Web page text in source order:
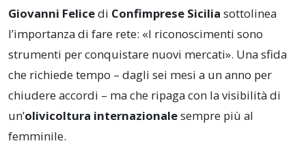
Giovanni Felicedi Confimprese Sicilia sottolinea
l’importanza di fare rete: «I riconoscimenti sono
strumenti per conquistare nuovi mercati». Una sfida
che richiede tempo – dagli sei mesi a un anno per
chiudere accordi – ma che ripaga con la visibilità di
un’olivicoltura internazionalesempre più al
femminile.